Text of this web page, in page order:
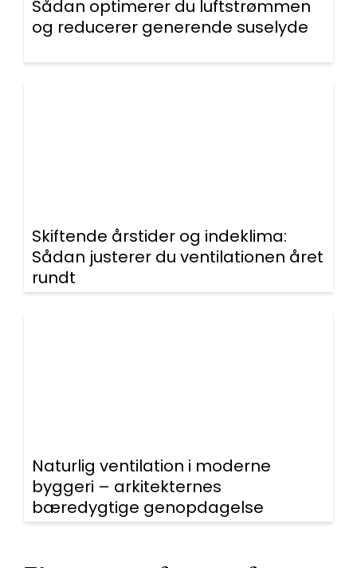
Sådan optimerer du luftstrømmen
og reducerer generende suselyde
Skiftende årstider og indeklima:
Sådan justerer du ventilationen året
rundt
Naturlig ventilation i moderne
byggeri – arkitekternes
bæredygtige genopdagelse